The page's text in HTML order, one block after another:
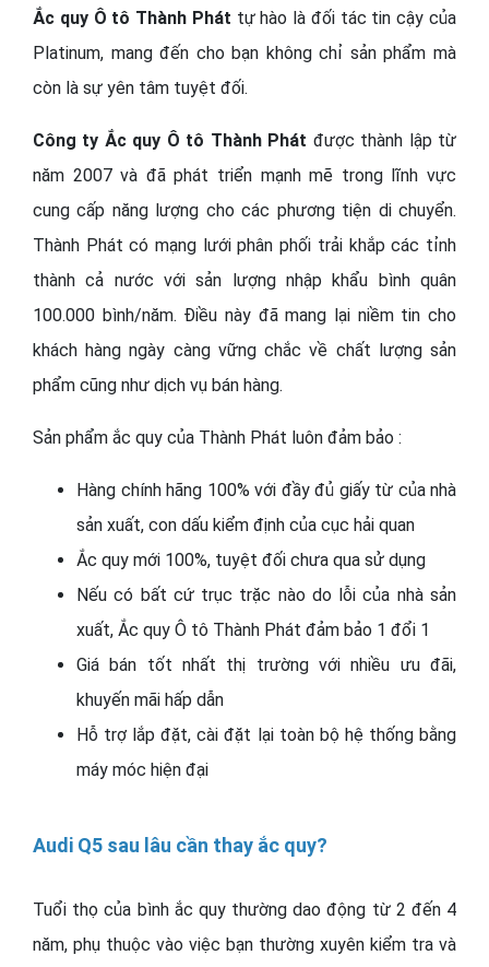
Ắc quy Ô tô Thành Phát tự hào là đối tác tin cậy của
Platinum, mang đến cho bạn không chỉ sản phẩm mà
còn là sự yên tâm tuyệt đối.
Công ty Ắc quy Ô tô Thành Phát được thành lập từ
năm 2007 và đã phát triển mạnh mẽ trong lĩnh vực
cung cấp năng lượng cho các phương tiện di chuyển.
Thành Phát có mạng lưới phân phối trải khắp các tỉnh
thành cả nước với sản lượng nhập khẩu bình quân
100.000 bình/năm. Điều này đã mang lại niềm tin cho
khách hàng ngày càng vững chắc về chất lượng sản
phẩm cũng như dịch vụ bán hàng.
Sản phẩm ắc quy của Thành Phát luôn đảm bảo :
Hàng chính hãng 100% với đầy đủ giấy từ của nhà
sản xuất, con dấu kiểm định của cục hải quan
Ắc quy mới 100%, tuyệt đối chưa qua sử dụng
Nếu có bất cứ trục trặc nào do lỗi của nhà sản
xuất, Ắc quy Ô tô Thành Phát đảm bảo 1 đổi 1
Giá bán tốt nhất thị trường với nhiều ưu đãi,
khuyến mãi hấp dẫn
Hỗ trợ lắp đặt, cài đặt lại toàn bộ hệ thống bằng
máy móc hiện đại
Audi Q5 sau lâu cần thay ắc quy?
Tuổi thọ của bình ắc quy thường dao động từ 2 đến 4
năm, phụ thuộc vào việc bạn thường xuyên kiểm tra và